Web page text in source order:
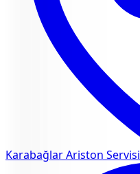
KarabağlarAriston Servisi